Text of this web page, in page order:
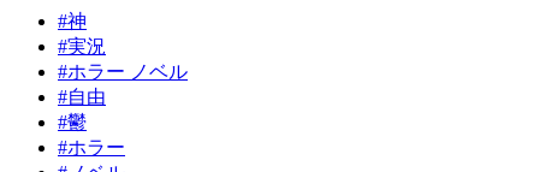
#神
#実況
#ホラー ノベル
#自由
#鬱
#ホラー